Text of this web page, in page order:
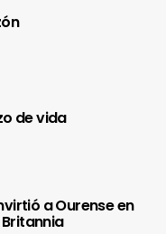
de vida
a Ourense en